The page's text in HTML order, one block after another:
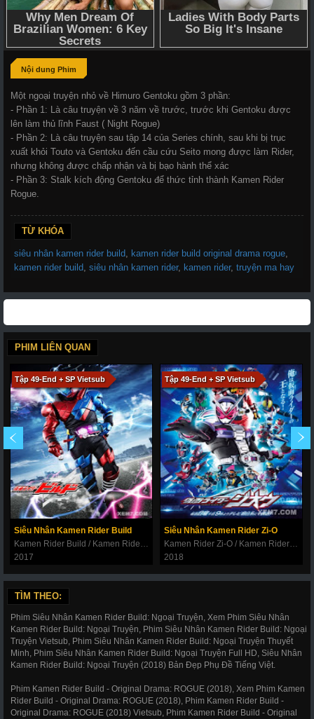
Nội dung Phim
Một ngoại truyện nhỏ về Himuro Gentoku gồm 3 phần:
- Phần 1: Là câu truyện về 3 năm về trước, trước khi Gentoku được
lên làm thủ lĩnh Faust ( Night Rogue)
- Phần 2: Là câu truyện sau tập 14 của Series chính, sau khi bị trục
xuất khỏi Touto và Gentoku đến cầu cứu Seito mong được làm Rider,
nhưng không được chấp nhận và bị bạo hành thể xác
- Phần 3: Stalk kích động Gentoku để thức tỉnh thành Kamen Rider
Rogue.
TỪ KHÓA
siêu nhân kamen rider build, kamen rider build original drama rogue,
kamen rider build, siêu nhân kamen rider, kamen rider, truyện ma hay
PHIM LIÊN QUAN
Tập 49-End + SP Vietsub
Siêu Nhân Kamen Rider Build
Kamen Rider Build / Kamen Rider 28: Build
2017
Tập 49-End + SP Vietsub
Siêu Nhân Kamen Rider Zi-O
Kamen Rider Zi-O / Kamen Rider 29: Zi-O / Đế Vương Thời Gian
2018
TÌM THEO:
Phim Siêu Nhân Kamen Rider Build: Ngoại Truyện, Xem Phim Siêu Nhân
Kamen Rider Build: Ngoại Truyện, Phim Siêu Nhân Kamen Rider Build: Ngoại
Truyện Vietsub, Phim Siêu Nhân Kamen Rider Build: Ngoại Truyện Thuyết
Minh, Phim Siêu Nhân Kamen Rider Build: Ngoại Truyện Full HD, Siêu Nhân
Kamen Rider Build: Ngoại Truyện (2018) Bản Đẹp Phụ Đề Tiếng Việt.
Phim Kamen Rider Build - Original Drama: ROGUE (2018), Xem Phim Kamen
Rider Build - Original Drama: ROGUE (2018), Phim Kamen Rider Build -
Original Drama: ROGUE (2018) Vietsub, Phim Kamen Rider Build - Original